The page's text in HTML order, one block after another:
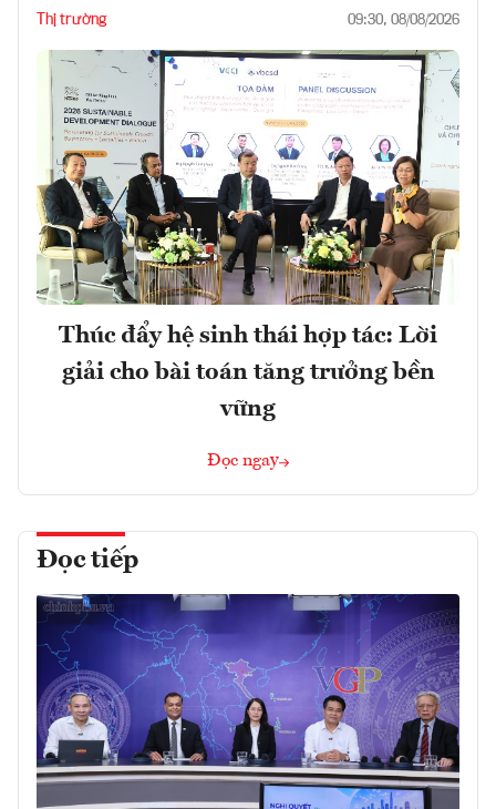
Thị trường 09:30, 08/08/2026
Thúc đẩy hệ sinh thái hợp tác: Lời
giải cho bài toán tăng trưởng bền
vững
Đọc ngay
Đọc tiếp